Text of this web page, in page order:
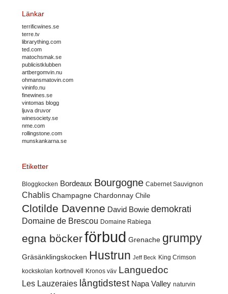
Länkar
terrificwines.se
terre.tv
librarything.com
ted.com
matochsmak.se
publicistklubben
artbergomvin.nu
ohmansmatovin.com
vininfo.nu
finewines.se
vintomas blogg
ljuva druvor
winesociety.se
nme.com
rollingstone.com
munskankarna.se
Etiketter
Bloggkocken Bordeaux Bourgogne Cabernet Sauvignon
Chablis Champagne Chardonnay Chile
Clotilde Davenne David Bowie demokrati
Domaine de Brescou Domaine Rabiega
egna böckerförbud Grenache grumpy
Gräsänklingskocken Hustrun Jeff Beck King Crimson
kockskolan kortnovell Kronos väv Languedoc
Les Lauzeraies långtidstest Napa Valley naturvin